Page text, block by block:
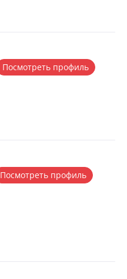
Посмотреть профиль
Посмотреть профиль